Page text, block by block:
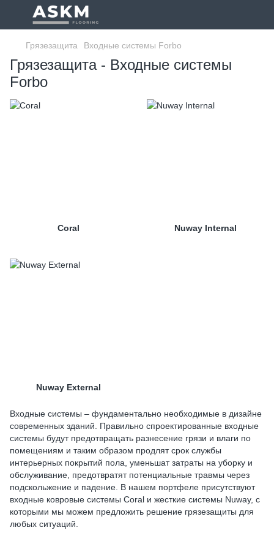
Грязезащита Входные системы Forbo
Грязезащита - Входные системы
Forbo
Входные системы – фундаментально необходимые в дизайне
современных зданий. Правильно спроектированные входные
системы будут предотвращать разнесение грязи и влаги по
помещениям и таким образом продлят срок службы
интерьерных покрытий пола, уменьшат затраты на уборку и
обслуживание, предотвратят потенциальные травмы через
подскольжение и падение. В нашем портфеле присутствуют
входные ковровые системы Coral и жесткие системы Nuway, с
которыми мы можем предложить решение грязезащиты для
любых ситуаций.
Coral Nuway Internal
Nuway External